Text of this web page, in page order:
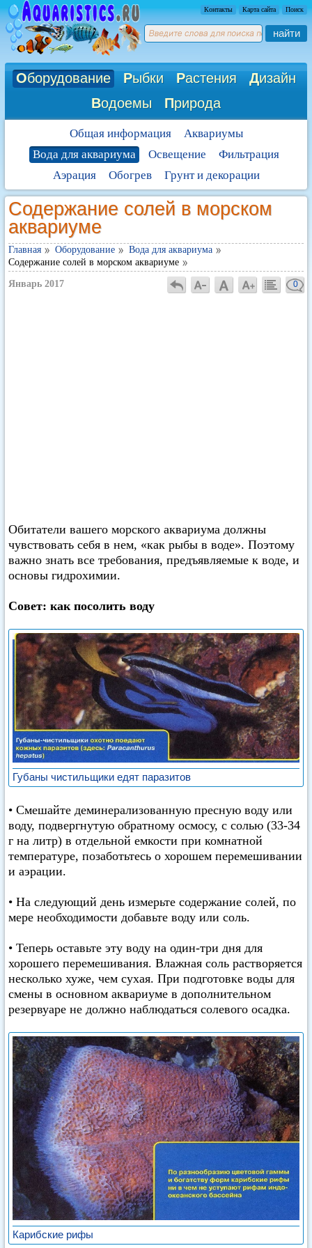
Контакты Карта сайта Поиск
найти
Оборудование Рыбки Растения Дизайн
Водоемы Природа
Общая информация
Аквариумы
Вода для аквариума
Освещение
Фильтрация
Аэрация
Обогрев Грунт и декорации
Содержание солей в морском
аквариуме
Главная Оборудование
Вода для аквариума
Содержание солей в морском аквариуме
Январь 2017 0
Обитатели вашего морского аквариума должны
чувствовать себя в нем, «как рыбы в воде». Поэтому
важно знать все требования, предъявляемые к воде, и
основы гидрохимии.
Совет: как посолить воду
Губаны чистильщики едят паразитов
• Смешайте деминерализованную пресную воду или
воду, подвергнутую обратному осмосу, с солью (33-34
г на литр) в отдельной емкости при комнатной
температуре, позаботьтесь о хорошем перемешивании
и аэрации.
• На следующий день измерьте содержание солей, по
мере необходимости добавьте воду или соль.
• Теперь оставьте эту воду на один-три дня для
хорошего перемешивания. Влажная соль растворяется
несколько хуже, чем сухая. При подготовке воды для
смены в основном аквариуме в дополнительном
резервуаре не должно наблюдаться солевого осадка.
Карибские рифы